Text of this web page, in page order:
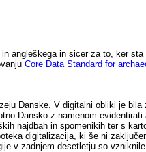
angleškega in sicer za to, ker
Core Data Standard for
Danske. V digitalni obliki je bila
Dansko z namenom
najdbah in spomenikih ter s
digitalizacija, ki še ni
v zadnjem desetletju so